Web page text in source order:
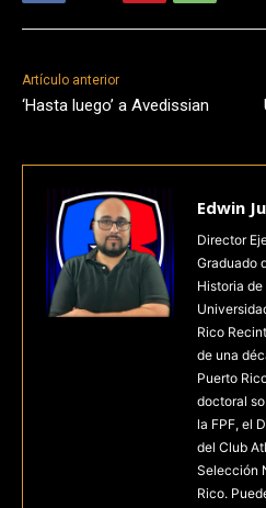
Artículo anterior
‘Hasta luego’ a Avedissian
Edwin
Director
Graduado
Historia de
Rico
de una
Puerto
doctoral
la FPF, el
del Club
Selección
Rico.